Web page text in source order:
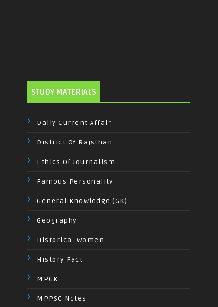
STUDY MATERIALS
Daily Current Affair
District Of Rajsthan
Ethics Of Journalism
Famous Personality
General Knowledge (GK)
Geography
Historical Women
History Fact
MPGK
MPPSC Notes